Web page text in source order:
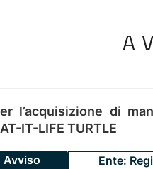
l’acquisizione di
IT-LIFE TURTLE
Avviso
Ente: